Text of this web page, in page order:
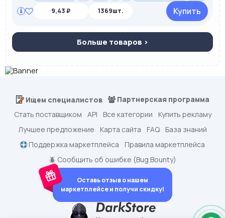
9,43 ₽ 1369шт. Купить
Больше товаров >
Ищем специалистов
Партнерская программа
Стать поставщиком
API Все категории
Купить рекламу
Лучшее предложение
Карта сайта FAQ
База знаний
Поддержка маркетплейса
Правила маркетплейса
🪲 Сообщить об ошибке (Bug Bounty)
Оставь отзыв о нашем
маркетплейсе и получи скидку!